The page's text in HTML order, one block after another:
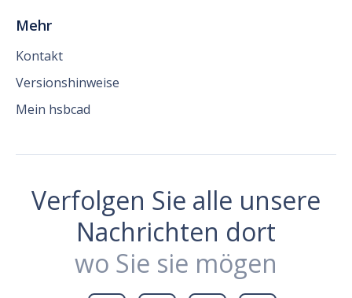
Mehr
Kontakt
Versionshinweise
Mein hsbcad
Verfolgen Sie alle unsere
Nachrichten dort
wo Sie sie mögen